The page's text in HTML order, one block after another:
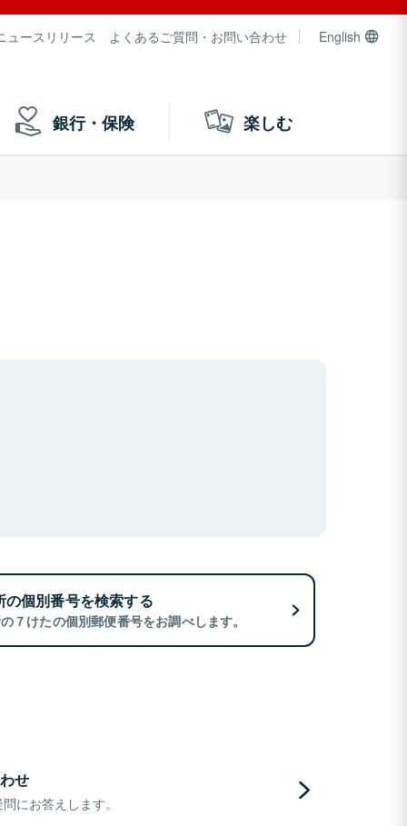
ュースリリース よくあるご質問・お問い合わせ English
銀行・保険 楽しむ
の個別番号を検索する
７けたの個別郵便番号をお調べします。
せ
にお答えします。